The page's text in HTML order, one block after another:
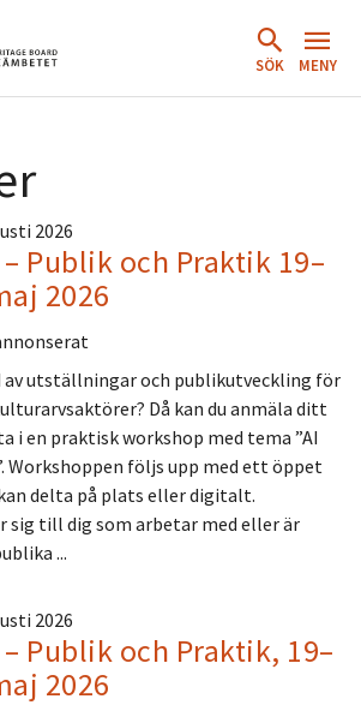
SÖK MENY
2026
– Publik och Praktik 19–
2026
av utställningar och publikutveckling för
Då kan du anmäla ditt
i en praktisk workshop med tema ”AI
Workshoppen följs upp med ett öppet
delta på plats eller digitalt.
sig till dig som arbetar med eller är
...
2026
– Publik och Praktik, 19–
2026